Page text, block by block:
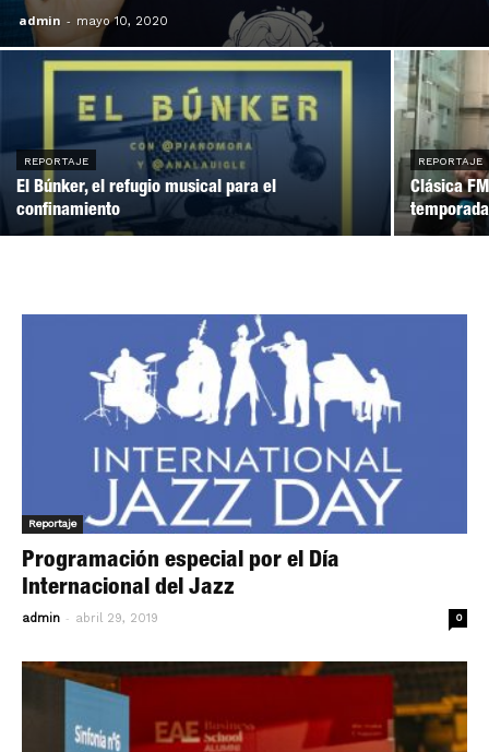
admin - mayo 10, 2020
REPORTAJE
El Búnker, el refugio musical para el
confinamiento
REPORTAJE
Clásica
temporada
Reportaje
Programación especial por el Día
Internacional del Jazz
admin - abril 29, 2019 0